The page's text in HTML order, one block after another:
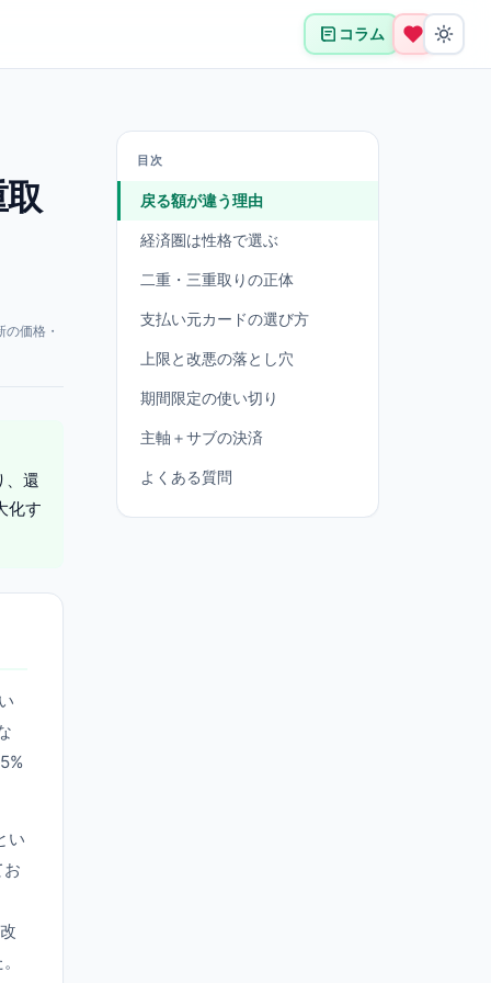
コラム
価格・
、還
化す
い
目次
戻る額が違う理由
経済圏は性格で選ぶ
二重・三重取りの正体
支払い元カードの選び方
上限と改悪の落とし穴
期間限定の使い切り
主軸＋サブの決済
よくある質問